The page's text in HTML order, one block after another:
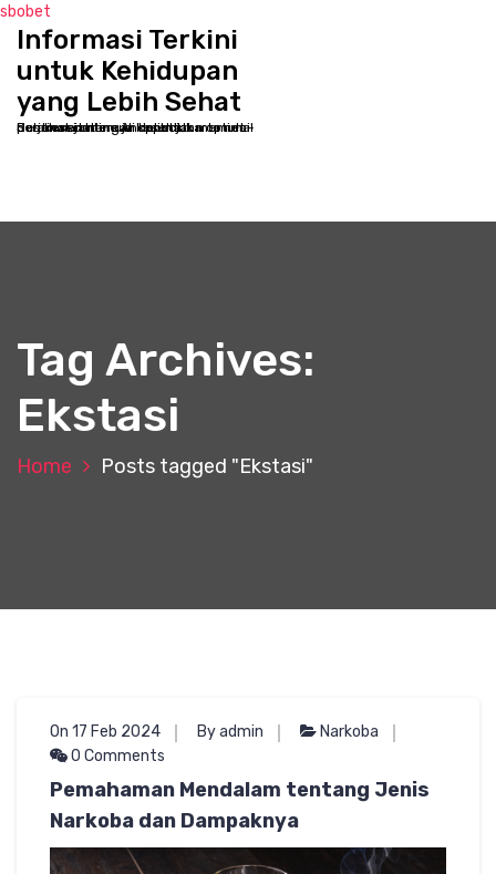
sbobet
Informasi Terkini
untuk Kehidupan
yang Lebih Sehat
Selamat datang di kppbcjakarta.net - Destinasi online Anda untuk memulai perjalanan menuju kesehatan optimal dan kesejahteraan holistik
Tag Archives:
Ekstasi
Home Posts tagged "Ekstasi"
On 17 Feb 2024 By admin
Narkoba
0 Comments
Pemahaman Mendalam tentang Jenis
Narkoba dan Dampaknya